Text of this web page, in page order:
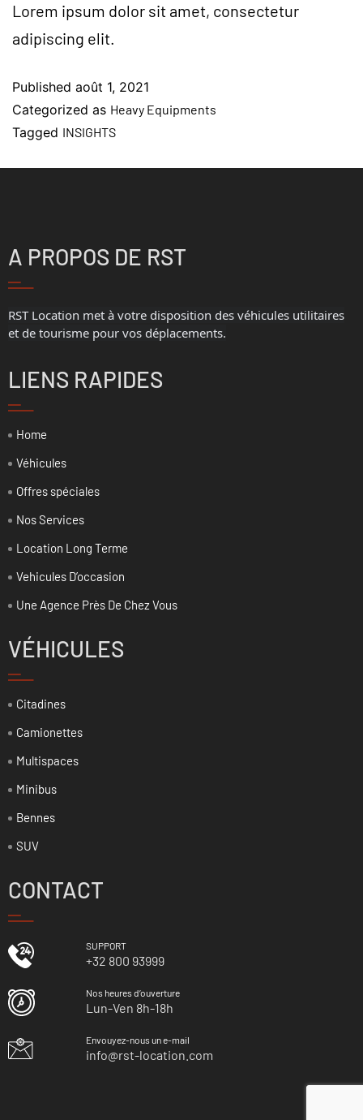
Lorem ipsum dolor sit amet, consectetur
adipiscing elit.
Published août 1, 2021
Categorized as Heavy Equipments
Tagged INSIGHTS
A PROPOS DE RST
RST Location met à votre disposition des véhicules utilitaires
et de tourisme pour vos déplacements.
LIENS RAPIDES
Home
Véhicules
Offres spéciales
Nos Services
Location Long Terme
Vehicules D’occasion
Une Agence Près De Chez Vous
VÉHICULES
Citadines
Camionettes
Multispaces
Minibus
Bennes
SUV
CONTACT
SUPPORT
+32 800 93999
Nos heures d’ouverture
Lun-Ven 8h-18h
Envouyez-nous un e-mail
info@rst-location.com